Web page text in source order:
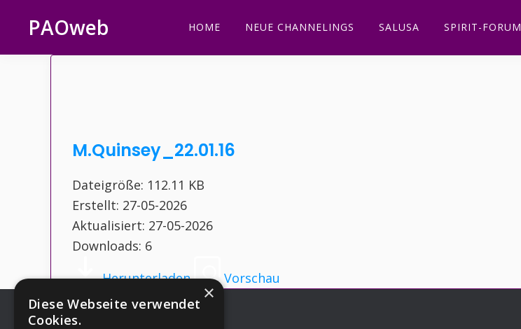
Hauptnavigation
springen
Inhalt
springen
Seitenspalte
springen
Fußzeile
springen
PAOweb HOME NEUE CHANNELINGS SALUSA SPIRIT-FORUM
M.Quinsey_22.01.16
Dateigröße: 112.11 KB
Erstellt: 27-05-2026
Aktualisiert: 27-05-2026
Downloads: 6
Herunterladen
Vorschau
×
Diese Webseite verwendet
Cookies.